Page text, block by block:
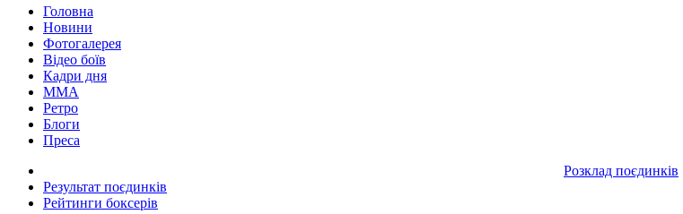
Головна
Новини
Фотогалерея
Відео боїв
Кадри дня
ММА
Ретро
Блоги
Преса
Розклад поєдинків
Результат поєдинків
Рейтинги боксерів